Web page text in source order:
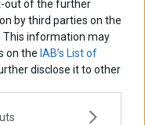
out of the further
by third parties on the
This information may
on the IAB’s List of
disclose it to other
ΗΠΑ Ιταλια
βουλη γερμανια
εμπορευματα
ευρωπαικα
κοσμος κρουσματα
μητσοτακης νδ